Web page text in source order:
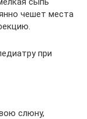
чешет места
при
слюну,